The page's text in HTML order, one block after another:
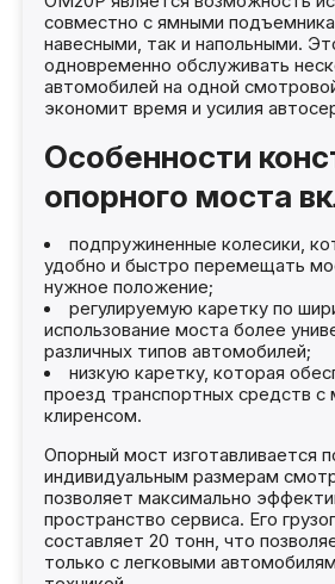
совместно с ямными
навесными, так и напольными.
одновременно обслуживать
автомобилей на одной
экономит время и усилия
Особенности
опорного моста
подпружиненные колесики,
удобно и быстро перемещать
нужное положение;
регулируемую каретку по
использование моста более
различных типов автомобилей;
низкую каретку, которая
проезд транспортных средств с
клиренсом.
Опорный мост изготавливается
индивидуальным размерам
позволяет максимально
пространство сервиса. Его
составляет 20 тонн, что
только с легковыми